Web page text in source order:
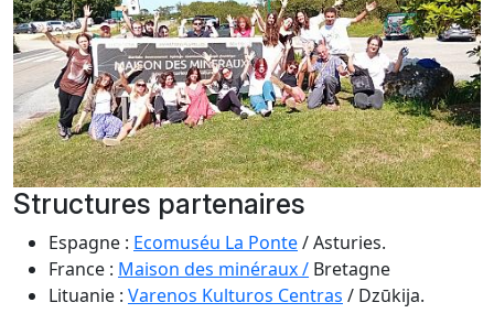
Structures partenaires
Espagne : Ecomuséu La Ponte/ Asturies.
France : Maison des minéraux / Bretagne
Lituanie : Varenos Kulturos Centras / Dzūkija.